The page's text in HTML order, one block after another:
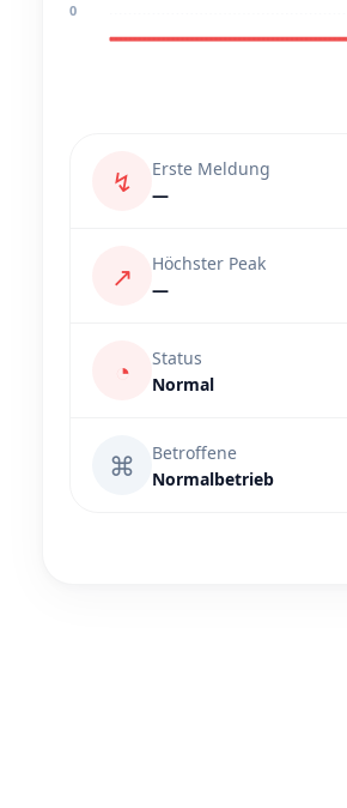
0
↯
Erste Meldung
—
↗
Höchster Peak
—
◔
Status
Normal
⌘
Betroffene
Normalbetrieb